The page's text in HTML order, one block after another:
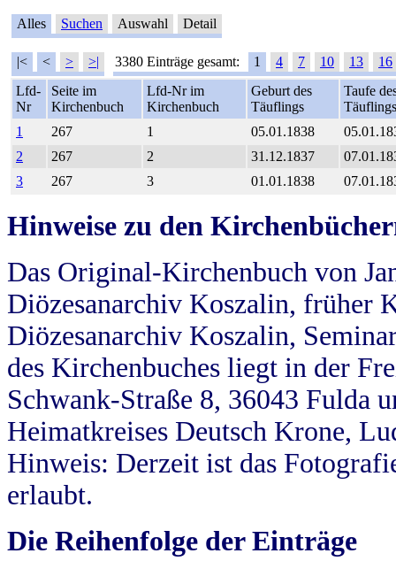
Alles Suchen Auswahl Detail
|< < > >| 3380 Einträge gesamt: 1 4 7 10 13
16
Lfd-
Nr
Seite im
Kirchenbuch
Lfd-Nr im
Kirchenbuch
Geburt des
Täuflings
Taufe
Täuflings
1
267 1 05.01.1838
2
267 2 31.12.1837
3
267 3 01.01.1838
Hinweise zu den
Das Original-Kirchenbuch von
Diözesanarchiv Koszalin, früher
Diözesanarchiv Koszalin,
des Kirchenbuches liegt in der
Schwank-Straße 8, 36043 Fulda
Heimatkreises Deutsch Krone,
Hinweis: Derzeit ist das
erlaubt.
Die Reihenfolge der Einträge